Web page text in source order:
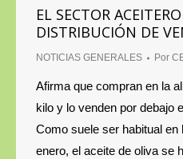
EL SECTOR
DISTRIBUCIÓN DE
NOTICIAS GENERALES Por
Afirma que compran en la
kilo y lo venden por debajo
Como suele ser habitual
enero, el aceite de oliva se